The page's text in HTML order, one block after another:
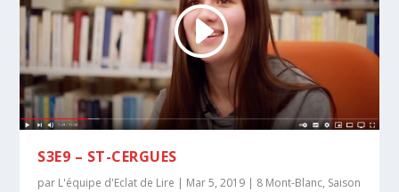
S3E9 – ST-CERGUES
par L'équipe d'Eclat de Lire | Mar 5, 2019 | 8 Mont-Blanc, Saison